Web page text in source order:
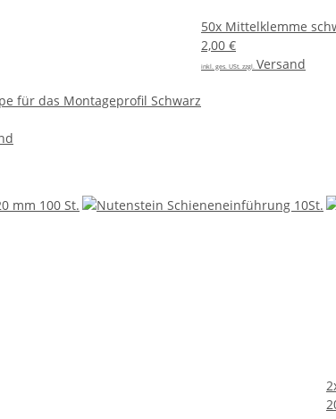
für das Montageprofil Schwarz
50x Mittelklemme
2,00 €
inkl. ges. USt. zzgl. Versand